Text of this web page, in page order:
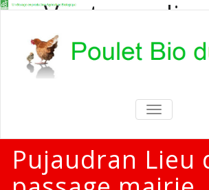
Vente en
poulets
Vente en direct de
particuliers et
TOGGLE
NAVIGATION
Pujaudran Lieu